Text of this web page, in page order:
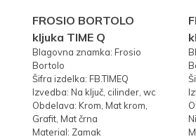
FROSIO BORTOLO
kljuka TIME Q
Blagovna znamka: Frosio
Bortolo
Šifra izdelka: FB.TIMEQ
Izvedba: Na ključ, cilinder, wc
Obdelava: Krom, Mat krom,
Grafit, Mat črna
Material: Zamak